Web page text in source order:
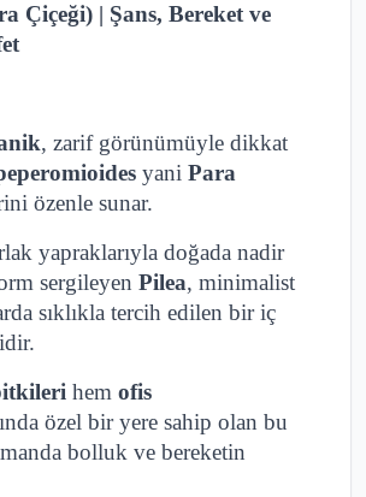
Çiçeği) | Şans, Bereket ve
, zarif görünümüyle dikkat
yani Para
özenle sunar.
yapraklarıyla doğada nadir
sergileyen Pilea, minimalist
sıklıkla tercih edilen bir iç
hem ofis
özel bir yere sahip olan bu
bolluk ve bereketin